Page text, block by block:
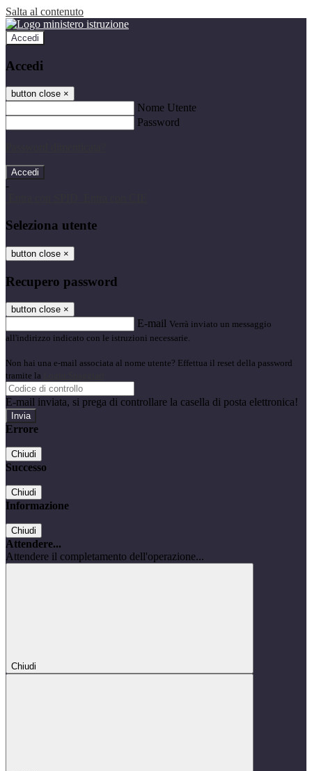
Salta al contenuto
Accedi
Accedi
button close ×
Nome Utente
Password
-
Seleziona utente
button close ×
Recupero password
button close ×
E-mail Verrà inviato un messaggio
all'indirizzo indicato con le istruzioni necessarie.
Non hai una e-mail associata al nome utente? Effettua il reset della password
tramite la
E-mail inviata, si prega di controllare la casella di posta elettronica!
Errore
Chiudi
Successo
Chiudi
Informazione
Chiudi
Attendere...
Attendere il completamento dell'operazione...
Chiudi